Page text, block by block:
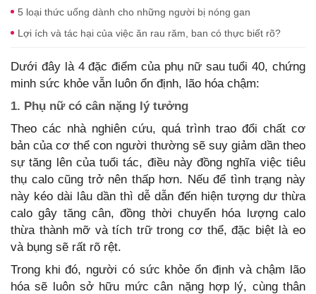
5 loại thức uống dành cho những người bị nóng gan
Lợi ích và tác hại của việc ăn rau răm, ban có thực biết rõ?
Dưới đây là 4 đặc điểm của phụ nữ sau tuổi 40, chứng
minh sức khỏe vẫn luôn ổn định, lão hóa chậm:
1. Phụ nữ có cân nặng lý tưởng
Theo các nhà nghiên cứu, quá trình trao đổi chất cơ
bản của cơ thể con người thường sẽ suy giảm dần theo
sự tăng lên của tuổi tác, điều này đồng nghĩa việc tiêu
thụ calo cũng trở nên thấp hơn. Nếu để tình trạng này
này kéo dài lâu dần thì dễ dẫn đến hiện tượng dư thừa
calo gây tăng cân, đồng thời chuyển hóa lượng calo
thừa thành mỡ và tích trữ trong cơ thể, đặc biệt là eo
và bụng sẽ rất rõ rệt.
Trong khi đó, người có sức khỏe ổn định và chậm lão
hóa sẽ luôn sở hữu mức cân nặng hợp lý, cùng thân